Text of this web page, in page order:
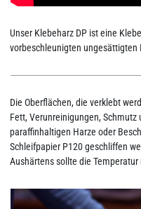
Unser Klebeharz DP ist eine
vorbeschleunigten ungesättigten
Die Oberflächen, die verklebt
Fett, Verunreinigungen,
paraffinhaltigen Harze oder
Schleifpapier P120 geschliffen
Aushärtens sollte die